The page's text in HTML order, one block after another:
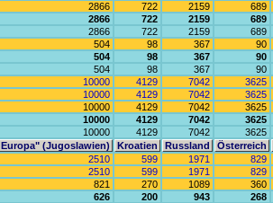
2866 722 2159 689
2866 722 2159 689
2866 722 2159 689
504 98 367 90
504 98 367 90
504 98 367 90
10000 4129 7042 3625
10000 4129 7042 3625
10000 4129 7042 3625
10000 4129 7042 3625
10000 4129 7042 3625
(Jugoslawien) Kroatien Russland Österreich
2510 599 1971 829
2510 599 1971 829
821 270 1089 360
626 200 943 268